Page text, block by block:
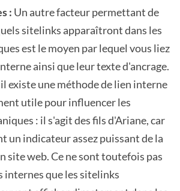
: Un autre facteur permettant de
sitelinks apparaîtront dans les
est le moyen par lequel vous liez
ainsi que leur texte d'ancrage.
il existe une méthode de lien interne
utile pour influencer les
: il s'agit des fils d'Ariane, car
un indicateur assez puissant de la
site web. Ce ne sont toutefois pas
internes que les sitelinks